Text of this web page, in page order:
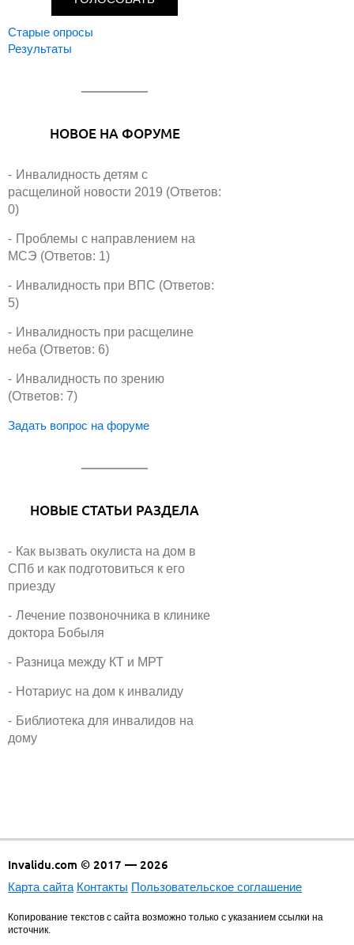
Старые опросы
Результаты
НОВОЕ НА ФОРУМЕ
Инвалидность детям с
расщелиной новости 2019 (Ответов:
0)
Проблемы с направлением на
МСЭ (Ответов: 1)
Инвалидность при ВПС (Ответов:
5)
Инвалидность при расщелине
неба (Ответов: 6)
Инвалидность по зрению
(Ответов: 7)
Задать вопрос на форуме
НОВЫЕ СТАТЬИ РАЗДЕЛА
Как вызвать окулиста на дом в
СПб и как подготовиться к его
приезду
Лечение позвоночника в клинике
доктора Бобыля
Разница между КТ и МРТ
Нотариус на дом к инвалиду
Библиотека для инвалидов на
дому
Invalidu.com © 2017 — 2026
Карта сайта Контакты Пользовательское соглашение
Копирование текстов с сайта возможно только с указанием ссылки на
источник.